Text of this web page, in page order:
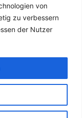
von
zu verbessern
der Nutzer
Ubootfahrer e.V.